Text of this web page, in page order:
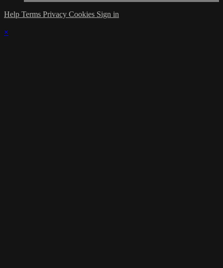
Help Terms Privacy Cookies Sign in
×